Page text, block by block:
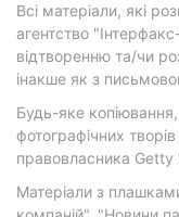
Всі матеріали, які
агентство
відтворенню та/чи
інакше як з
Будь-яке
фотографічних
правовласника
Матеріали з